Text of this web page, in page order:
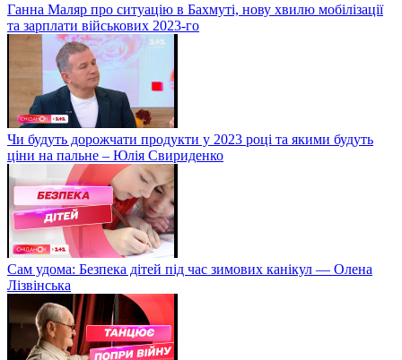
Ганна Маляр про ситуацію в Бахмуті, нову хвилю мобілізації
та зарплати військових 2023-го
Чи будуть дорожчати продукти у 2023 році та якими будуть
ціни на пальне – Юлія Свириденко
Сам удома: Безпека дітей під час зимових канікул — Олена
Лізвінська